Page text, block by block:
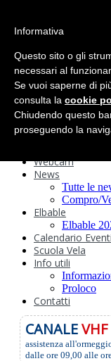
Storia
Ormeggi
Sede e
Attività
Webcam
News
Tutte le
Compro/
Elbable
Elbable
Calendario Eventi
Scuola Vela
Info utili
Proloco
Contatti
CANALE
assistenza
dalle ore 09,00 alle
Informativa
Questo sito o gli
necessari al
Se vuoi saperne di
consulta la cookie
Chiudendo questo
proseguendo la